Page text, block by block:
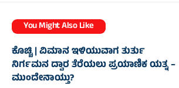
You Might Also Like
ಕೊಚ್ಚಿ | ವಿಮಾನ ಇಳಿಯುವಾಗ ತುರ್ತು
ನಿರ್ಗಮನ ದ್ವಾರ ತೆರೆಯಲು ಪ್ರಯಾಣಿಕ ಯತ್ನ –
ಮುಂದೇನಾಯ್ತು?